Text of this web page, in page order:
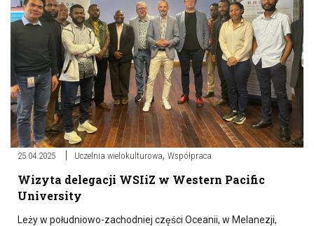
25.04.2025 Uczelnia wielokulturowa, Współpraca
Wizyta delegacji WSIiZ w Western Pacific
University
Leży w południowo-zachodniej części Oceanii, w Melanezji,